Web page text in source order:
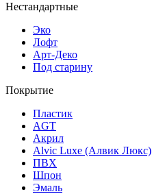
Нестандартные
Эко
Лофт
Арт-Деко
Под старину
Покрытие
Пластик
AGT
Акрил
Alvic Luxe (Алвик Люкс)
ПВХ
Шпон
Эмаль